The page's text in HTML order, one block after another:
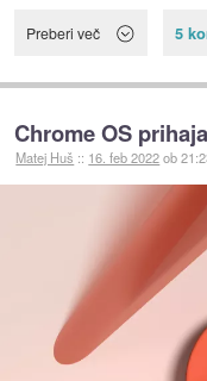
Preberi več 5
Chrome OS
Matej Huš :: 16. feb 2022ob